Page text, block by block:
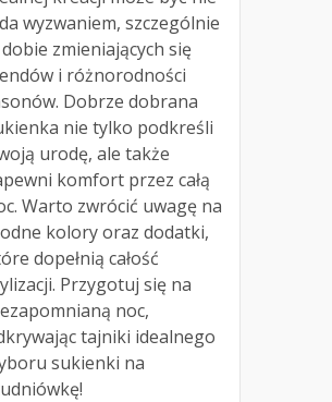
wyzwaniem, szczególnie
zmieniających się
i różnorodności
Dobrze dobrana
nie tylko podkreśli
urodę, ale także
komfort przez całą
Warto zwrócić uwagę na
kolory oraz dodatki,
dopełnią całość
Przygotuj się na
noc,
tajniki idealnego
sukienki na